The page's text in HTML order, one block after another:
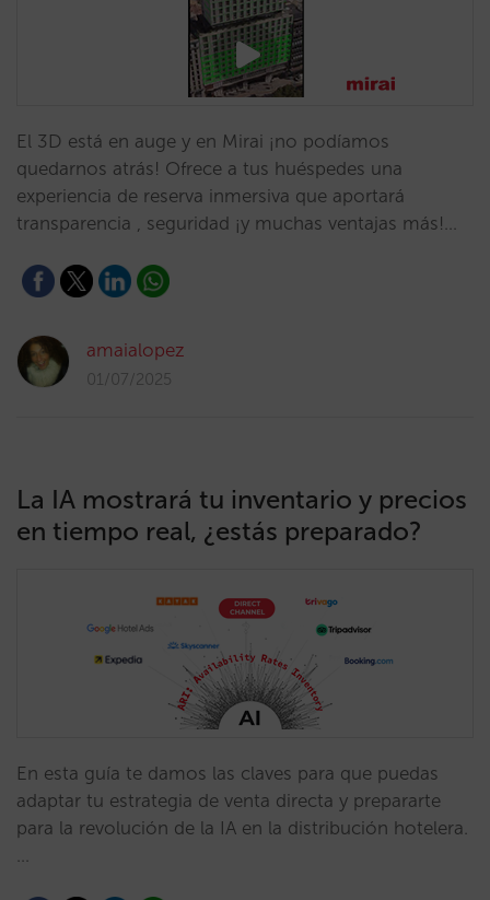
El 3D está en auge y en Mirai ¡no podíamos
quedarnos atrás! Ofrece a tus huéspedes una
experiencia de reserva inmersiva que aportará
transparencia , seguridad ¡y muchas ventajas más!…
amaialopez
01/07/2025
La IA mostrará tu inventario y precios
en tiempo real, ¿estás preparado?
En esta guía te damos las claves para que puedas
adaptar tu estrategia de venta directa y prepararte
para la revolución de la IA en la distribución hotelera.
…